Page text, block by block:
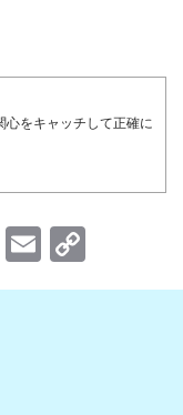
心をキャッチして正確に
H
at
E
m o